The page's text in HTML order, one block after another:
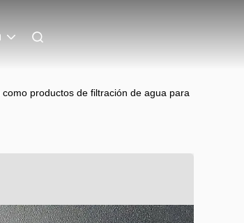
productos de filtración de agua para